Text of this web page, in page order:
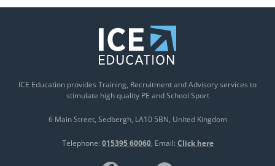
ICE Education provides Training, Recruitment and Advisory services to
stimulate high quality PE and School Sport
6 Main Street Sedbergh LA10 5BN United Kingdom
Telephone: 015395 60060 Email: Click here